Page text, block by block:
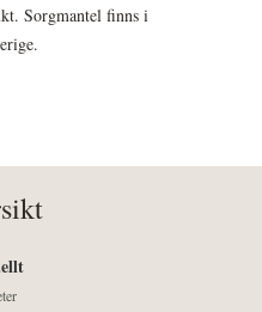
Sorgmantel finns i